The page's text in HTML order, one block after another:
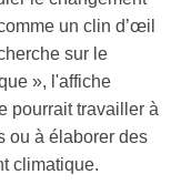
un clin d’œil
sur le
», l'affiche
pourrait travailler à
ou à élaborer des
climatique.